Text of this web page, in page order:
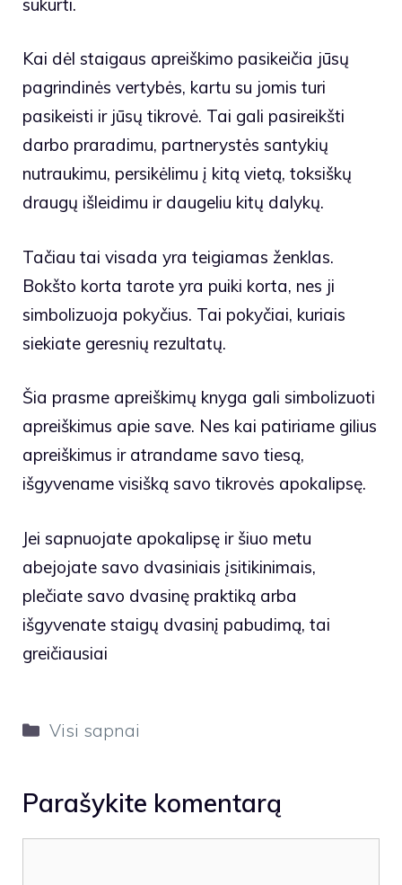
Kai dėl staigaus apreiškimo pasikeičia jūsų
pagrindinės vertybės, kartu su jomis turi
pasikeisti ir jūsų tikrovė. Tai gali pasireikšti
darbo praradimu, partnerystės santykių
nutraukimu, persikėlimu į kitą vietą, toksiškų
draugų išleidimu ir daugeliu kitų dalykų.
Tačiau tai visada yra teigiamas ženklas.
Bokšto korta tarote yra puiki korta, nes ji
simbolizuoja pokyčius. Tai pokyčiai, kuriais
siekiate geresnių rezultatų.
Šia prasme apreiškimų knyga gali simbolizuoti
apreiškimus apie save. Nes kai patiriame gilius
apreiškimus ir atrandame savo tiesą,
išgyvename visišką savo tikrovės apokalipsę.
Jei sapnuojate apokalipsę ir šiuo metu
abejojate savo dvasiniais įsitikinimais,
plečiate savo dvasinę praktiką arba
išgyvenate staigų dvasinį pabudimą, tai
greičiausiai
Kategorijos
Visi sapnai
Parašykite komentarą